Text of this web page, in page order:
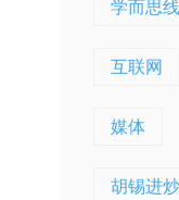
学而思
互联网
媒体
胡锡进